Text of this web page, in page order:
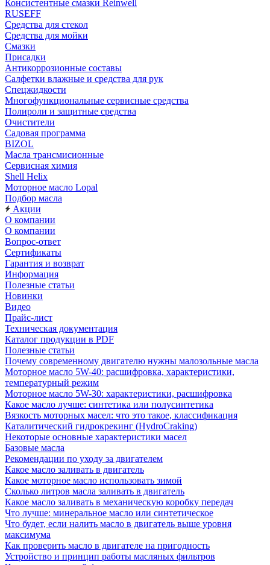
Консистентные смазки Reinwell
RUSEFF
Средства для стекол
Средства для мойки
Смазки
Присадки
Антикоррозионные составы
Салфетки влажные и средства для рук
Спецжидкости
Многофункциональные сервисные средства
Полироли и защитные средства
Очистители
Садовая программа
BIZOL
Масла трансмисионные
Сервисная химия
Shell Helix
Моторное масло Lopal
Подбор масла
Акции
О компании
О компании
Вопрос-ответ
Сертификаты
Гарантия и возврат
Информация
Полезные статьи
Новинки
Видео
Прайс-лист
Техническая документация
Каталог продукции в PDF
Полезные статьи
Почему современному двигателю нужны малозольные масла
Моторное масло 5W-40: расшифровка, характеристики,
температурный режим
Моторное масло 5W-30: характеристики, расшифровка
Какое масло лучше: синтетика или полусинтетика
Вязкость моторных масел: что это такое, классификация
Каталитический гидрокрекинг (НydroСraking)
Некоторые основные характеристики масел
Базовые масла
Рекомендации по уходу за двигателем
Какое масло заливать в двигатель
Какое моторное масло использовать зимой
Сколько литров масла заливать в двигатель
Какое масло заливать в механическую коробку передач
Что лучше: минеральное масло или синтетическое
Что будет, если налить масло в двигатель выше уровня
максимума
Как проверить масло в двигателе на пригодность
Устройство и принцип работы масляных фильтров